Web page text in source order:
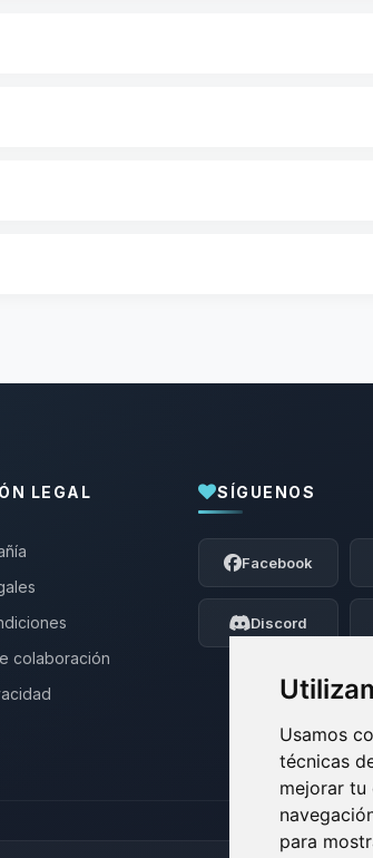
Usamos
técnicas
mejorar tu
para
LEGAL
colaboración
SÍGUENOS
Facebook
Discord
Yupi, por fin alguien
Soy Choupy, tu
BoxToPlay. Cuentame
moveré mis
ayudarte.
09/08/2026 05:30